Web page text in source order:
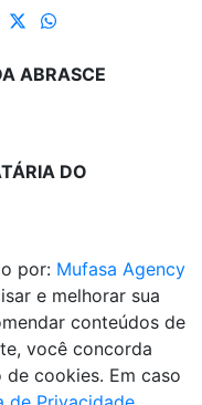
ABRASCE
DO
por: Mufasa Agency
e melhorar sua
conteúdos de
você concorda
cookies. Em caso